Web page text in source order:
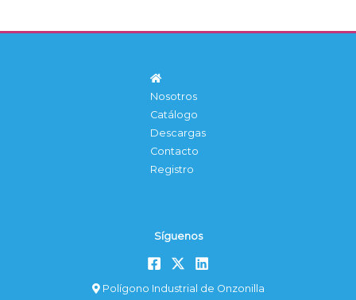
Nosotros
Catálogo
Descargas
Contacto
Registro
Síguenos
Polígono Industrial de Onzonilla